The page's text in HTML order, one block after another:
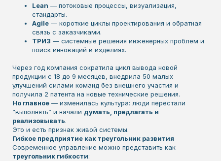
Lean — потоковые процессы, визуализация,
стандарты.
Agile — короткие циклы проектирования и обратная
связь с заказчиками.
ТРИЗ — системные решения инженерных проблем и
поиск инноваций в изделиях.
Через год компания сократила цикл вывода новой
продукции с 18 до 9 месяцев, внедрила 50 малых
улучшений силами команд без внешнего участия и
получила 2 патента на новые технические решения.
Но главное — изменилась культура: люди перестали
“выполнять” и начали думать, предлагать и
реализовывать.
Это и есть признак живой системы.
Гибкое предприятие как треугольник развития
Современное управление можно представить как
треугольник гибкости: